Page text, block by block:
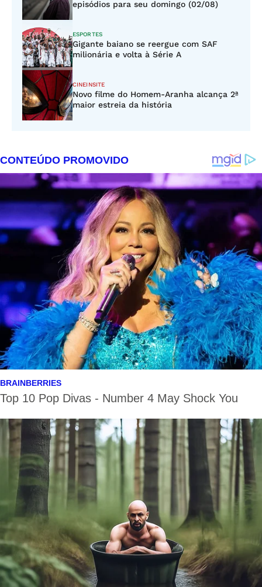
episódios para seu domingo (02/08)
ESPORTES
Gigante baiano se reergue com SAF
milionária e volta à Série A
CINEINSITE
Novo filme do Homem-Aranha alcança 2ª
maior estreia da história